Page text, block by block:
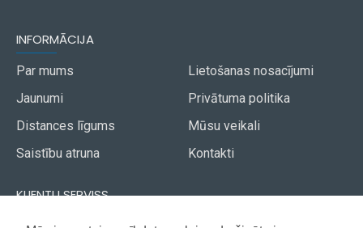
INFORMĀCIJA
Par mums
Jaunumi
Distances līgums
Saistību atruna
Lietošanas nosacījumi
Privātuma politika
Mūsu veikali
Kontakti
KLIENTU SERVISS